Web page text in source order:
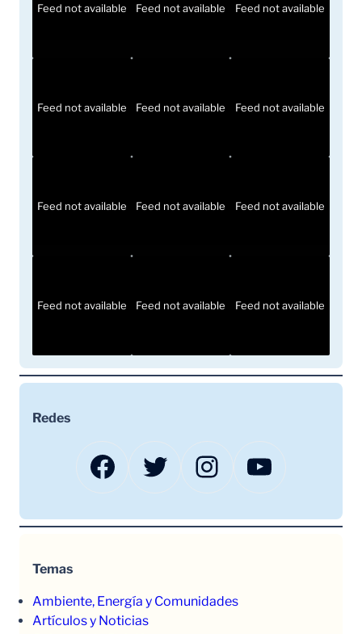
Feed not available Feed not available Feed not available
Feed not available Feed not available Feed not available
Feed not available Feed not available Feed not available
Feed not available Feed not available Feed not available
Redes
Facebook Twitter Instagram YouTube
Temas
Ambiente, Energía y Comunidades
Artículos y Noticias